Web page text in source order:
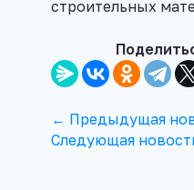
строительных
← Предыдущая
Следующая